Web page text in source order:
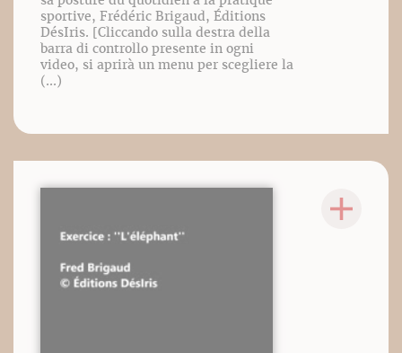
sportive, Frédéric Brigaud, Éditions
DésIris. [Cliccando sulla destra della
barra di controllo presente in ogni
video, si aprirà un menu per scegliere la
(...)